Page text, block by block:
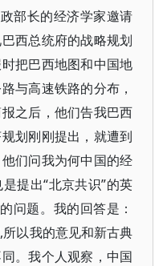
部长的经济学家邀请
西总统府的战略规划
把巴西地图和中国地
与高速铁路的分布，
之后，他们告我巴西
划刚刚提出，就遭到
们问我为何中国的经
提出“北京共识”的英
问题。我的回答是：
以我的意见和新古典
。我个人观察，中国